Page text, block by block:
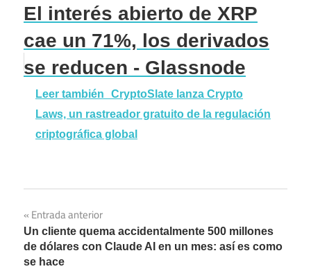
El interés abierto de XRP
cae un 71%, los derivados
se reducen - Glassnode
Leer también
CryptoSlate lanza Crypto
Laws, un rastreador gratuito de la regulación
criptográfica global
Navegación
de
entradas
Entrada anterior
Un cliente quema accidentalmente 500 millones
de dólares con Claude AI en un mes: así es como
se hace